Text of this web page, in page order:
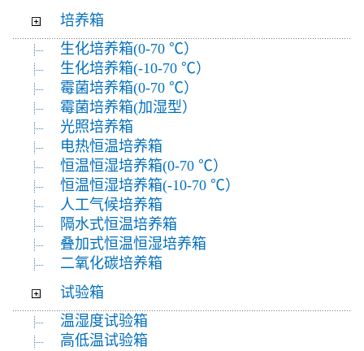
培养箱
生化培养箱(0-70 ℃）
生化培养箱(-10-70 ℃）
霉菌培养箱(0-70 ℃）
霉菌培养箱(加湿型）
光照培养箱
电热恒温培养箱
恒温恒湿培养箱(0-70 ℃）
恒温恒湿培养箱(-10-70 ℃）
人工气候培养箱
隔水式恒温培养箱
叠加式恒温恒湿培养箱
二氧化碳培养箱
试验箱
温湿度试验箱
高低温试验箱